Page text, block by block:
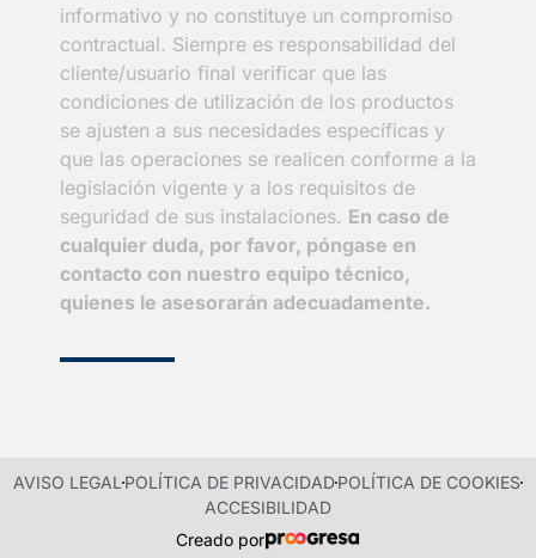
informativo y no constituye un compromiso
contractual. Siempre es responsabilidad del
cliente/usuario final verificar que las
condiciones de utilización de los productos
se ajusten a sus necesidades específicas y
que las operaciones se realicen conforme a la
legislación vigente y a los requisitos de
seguridad de sus instalaciones. En caso de
cualquier duda, por favor, póngase en
contacto con nuestro equipo técnico,
quienes le asesorarán adecuadamente.
AVISO LEGAL POLÍTICA DE PRIVACIDADPOLÍTICA DE COOKIES
ACCESIBILIDAD
Creado por